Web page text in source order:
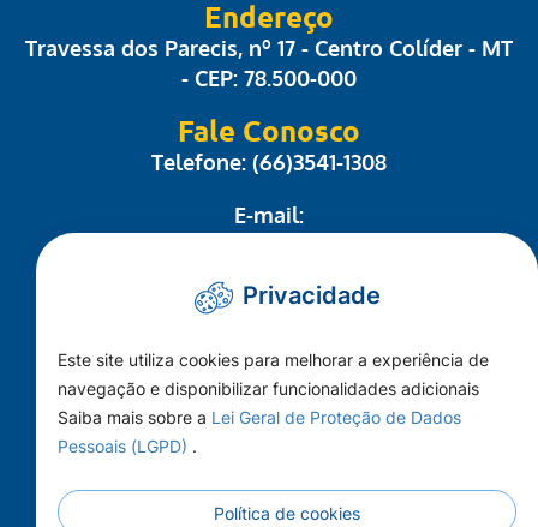
Endereço
Travessa dos Parecis, nº 17 - Centro Colíder - MT
- CEP: 78.500-000
Fale Conosco
Telefone: (66)3541-1308
E-mail:
administrativo@camaracolider.mt.gov.br
Mapa do Site
Conheça a Câmara
A Cidade
Principal
Privacidade
Este site utiliza cookies para melhorar a experiência de
navegação e disponibilizar funcionalidades adicionais
Saiba mais sobre a Lei Geral de Proteção de Dados
Pessoais (LGPD) .
Política de cookies